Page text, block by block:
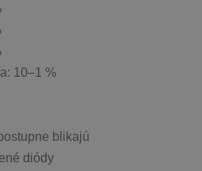
10–1 %
blikajú
diódy